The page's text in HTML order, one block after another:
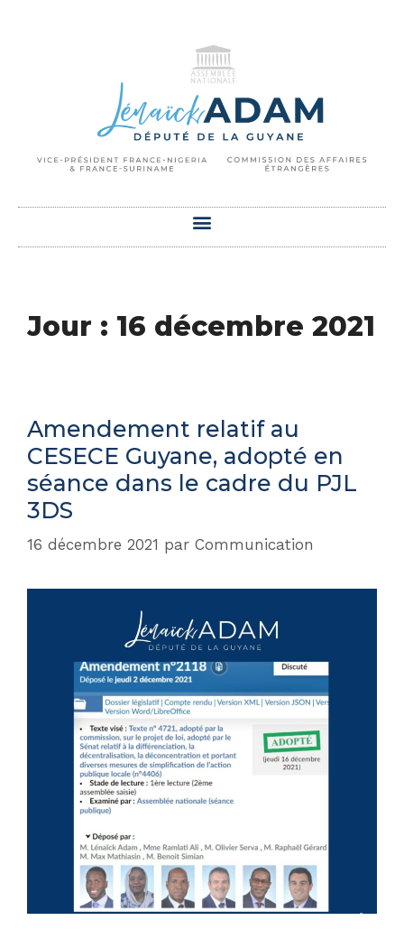
Jour : 16 décembre 2021
Amendement relatif au
CESECE Guyane, adopté en
séance dans le cadre du PJL
3DS
16 décembre 2021 par Communication